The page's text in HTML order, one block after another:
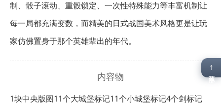
制、骰子滚动、重骰锁定、一次性特殊能力等丰富机制让
每一局都充满变数，而精美的日式战国美术风格更是让玩
家仿佛置身于那个英雄辈出的年代。
内容物
1块中央版图11个大城堡标记11个小城堡标记4个剑标记
↑